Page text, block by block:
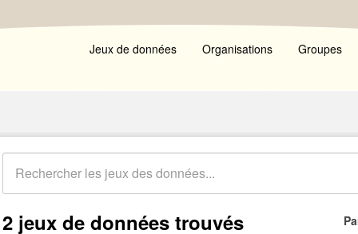
Jeux de données Organisations Groupes
2 jeux de données trouvés